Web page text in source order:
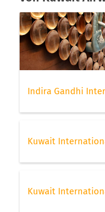
Indira Gandhi
Kuwait
Kuwait